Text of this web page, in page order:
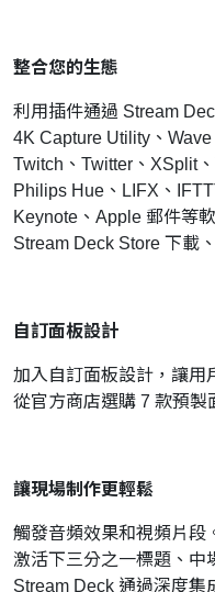
整合您的生態
利用插件通過 Stream
4K Capture Utility、
Twitch、Twitter、XSplit
Philips Hue、LIFX、
Keynote、Apple 郵件等
Stream Deck Store 下載
自訂面板設計
加入自訂面板設計，讓用
從官方商店選購 7 款預製
讓現場制作更輕鬆
觸發音頻效果和視頻片段
激活下三分之一標題、中
Stream Deck 通過深度集